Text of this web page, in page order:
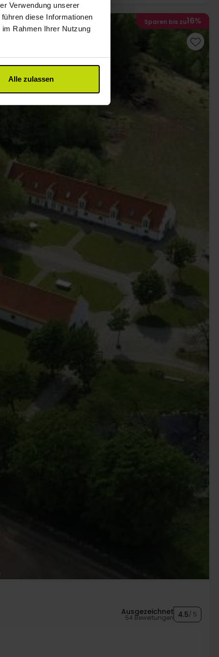
Verwendung unserer
diese Informationen
Rahmen Ihrer Nutzung
Alle zulassen
Sparen bis zu16%
Ausgezeichnet
54 Bewertungen 4.5/ 5